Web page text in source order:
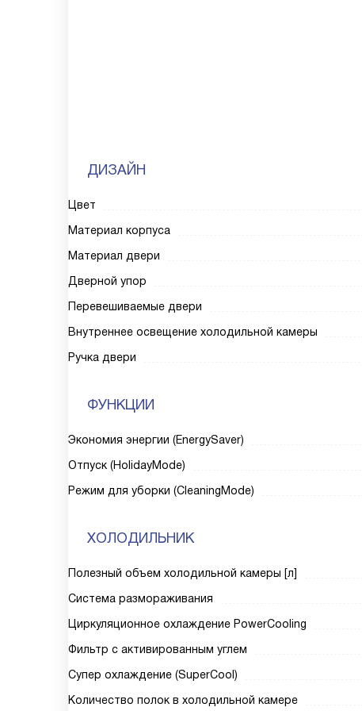
ДИЗАЙН
Цвет
Материал корпуса
Материал двери
Дверной упор
Перевешиваемые двери
Внутреннее освещение холодильной камеры
Ручка двери
ФУНКЦИИ
Экономия энергии (EnergySaver)
Отпуск (HolidayMode)
Режим для уборки (CleaningMode)
ХОЛОДИЛЬНИК
Полезный объем холодильной камеры [л]
Система размораживания
Циркуляционное охлаждение PowerCooling
Фильтр с активированным углем
Супер охлаждение (SuperCool)
Количество полок в холодильной камере